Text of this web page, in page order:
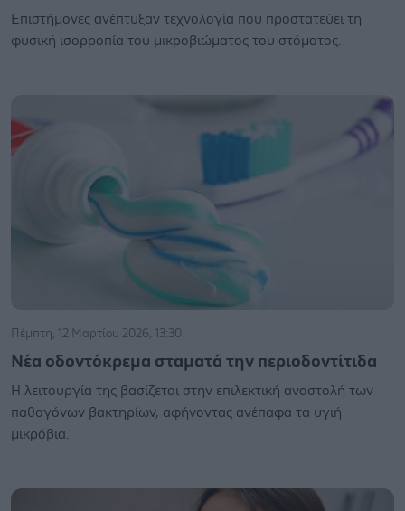
Επιστήμονες ανέπτυξαν τεχνολογία που προστατεύει τη
φυσική ισορροπία του μικροβιώματος του στόματος.
Πέμπτη, 12 Μαρτίου 2026, 13:30
Νέα οδοντόκρεμα σταματά την περιοδοντίτιδα
Η λειτουργία της βασίζεται στην επιλεκτική αναστολή των
παθογόνων βακτηρίων, αφήνοντας ανέπαφα τα υγιή
μικρόβια.